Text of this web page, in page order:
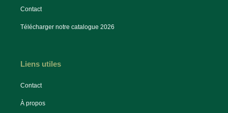
Contact
Télécharger notre catalogue 2026
Liens utiles
Contact
À propos